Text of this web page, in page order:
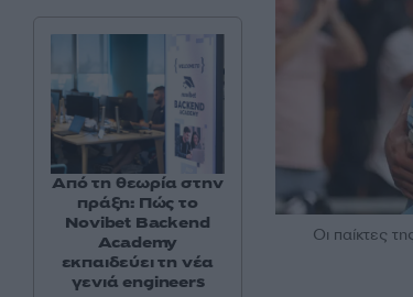
Οι παίκτες
Από τη θεωρία στην
πράξη: Πώς το
Novibet Backend
Academy
εκπαιδεύει τη νέα
γενιά engineers